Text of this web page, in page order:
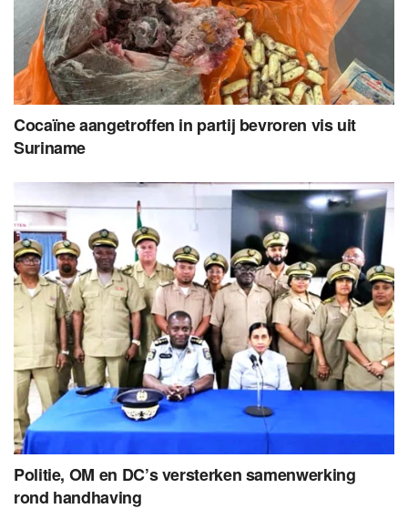
Cocaïne aangetroffen in partij bevroren vis uit
Suriname
Politie, OM en DC’s versterken samenwerking
rond handhaving